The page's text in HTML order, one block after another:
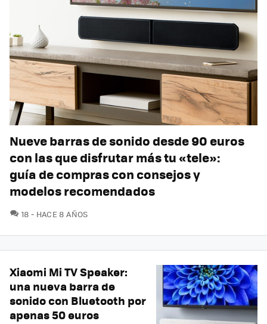
Nueve barras de sonido desde 90 euros
con las que disfrutar más tu «tele»:
guía de compras con consejos y
modelos recomendados
18 COMENTARIOS
HACE 8 AÑOS
Xiaomi Mi TV Speaker:
una nueva barra de
sonido con Bluetooth por
apenas 50 euros